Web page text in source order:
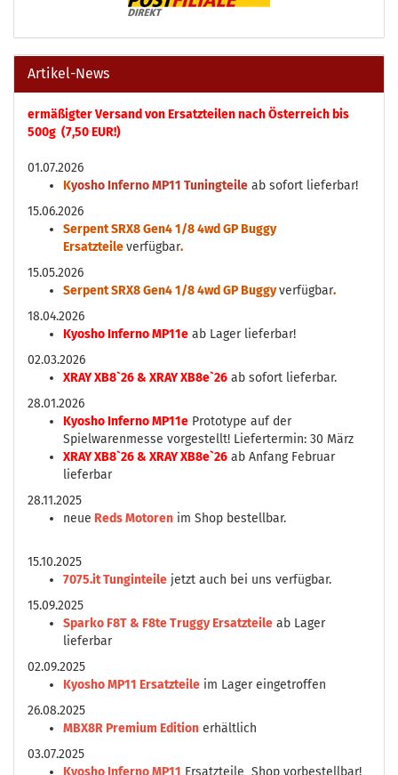
Artikel-News
ermäßigter Versand von Ersatzteilen nach Österreich bis
500g (7,50 EUR!)
01.07.2026
Kyosho Inferno MP11 Tuningteile ab sofort lieferbar!
15.06.2026
Serpent SRX8 Gen4 1/8 4wd GP Buggy
Ersatzteileverfügbar.
15.05.2026
Serpent SRX8 Gen4 1/8 4wd GP Buggyverfügbar.
18.04.2026
Kyosho Inferno MP11e ab Lager lieferbar!
02.03.2026
XRAY XB8`26 & XRAY XB8e`26 ab sofort lieferbar.
28.01.2026
Kyosho Inferno MP11e Prototype auf der
Spielwarenmesse vorgestellt! Liefertermin: 30 März
XRAY XB8`26 & XRAY XB8e`26 ab Anfang Februar
lieferbar
28.11.2025
neue Reds Motoren im Shop bestellbar.
15.10.2025
7075.it Tunginteile jetzt auch bei uns verfügbar.
15.09.2025
Sparko F8T & F8te Truggy Ersatzteile ab Lager
lieferbar
02.09.2025
Kyosho MP11 Ersatzteile im Lager eingetroffen
26.08.2025
MBX8R Premium Edition erhältlich
03.07.2025
Kyosho Inferno MP11 Ersatzteile Shop vorbestellbar!